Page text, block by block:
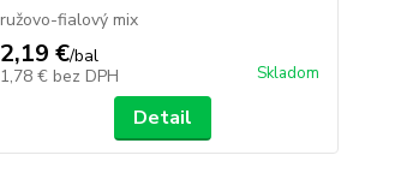
ružovo-fialový mix
2,19 €/bal
1,78 € bez DPH Skladom
Detail